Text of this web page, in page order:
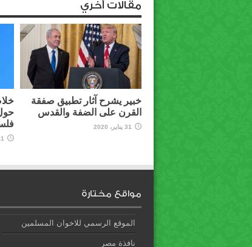
مقالات أخري
خبير يشرح آثار تطبيق صفقة
القرن على الضفة والقدس
31 يناير، 2020
31
مواقع مختارة
الموقع الرسمي للاخوان المسلمين
نافذة مصر